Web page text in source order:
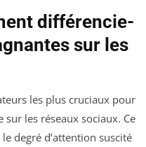
différencie-
sur les
les plus cruciaux pour
sur les réseaux sociaux. Ce
degré d’attention suscité